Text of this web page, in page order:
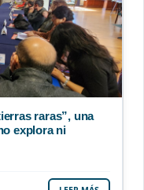
raras”, una
explora ni